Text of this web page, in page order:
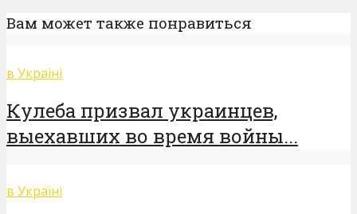
Вам может также понравиться
в Україні
Кулеба призвал украинцев,
выехавших во время войны...
в Україні